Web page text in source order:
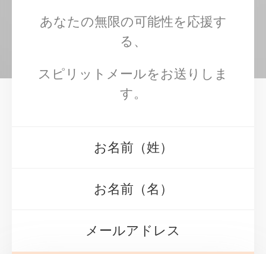
あなたの無限の可能性を応援す
る、
スピリットメールをお送りしま
す。